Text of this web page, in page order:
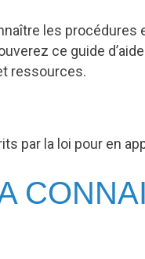
les
ce guide
ressources.
par la loi pour en